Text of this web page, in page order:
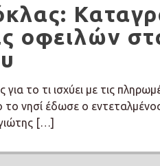
οφειλών
για το τι ισχύει με τις
το νησί έδωσε ο
[…]